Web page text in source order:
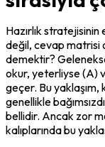
Hazırlık
değil, cevap matrisi
demektir?
okur, yeterliyse (A)
geçer. Bu
genellikle
bellidir. Ancak zor
kalıplarında bu